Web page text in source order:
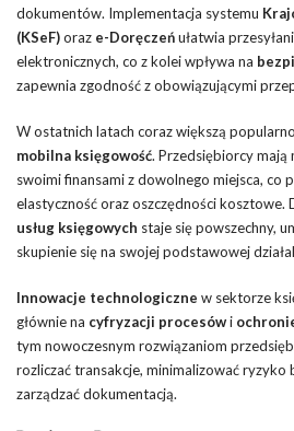
dokumentów. Implementacja systemu
(KSeF)oraz e-Doręczeńułatwia
elektronicznych, co z kolei wpływa na
zapewnia zgodność z obowiązującymi
W ostatnich latach coraz większą
mobilna księgowość. Przedsiębiorcy mają
swoimi finansami z dowolnego miejsca, co
elastyczność oraz oszczędności kosztowe.
usług księgowych staje się powszechny,
skupienie się na swojej podstawowej
Innowacje technologiczne w sektorze
głównie na cyfryzacji procesówi
tym nowoczesnym rozwiązaniom
rozliczać transakcje, minimalizować ryzyko
zarządzać dokumentacją.